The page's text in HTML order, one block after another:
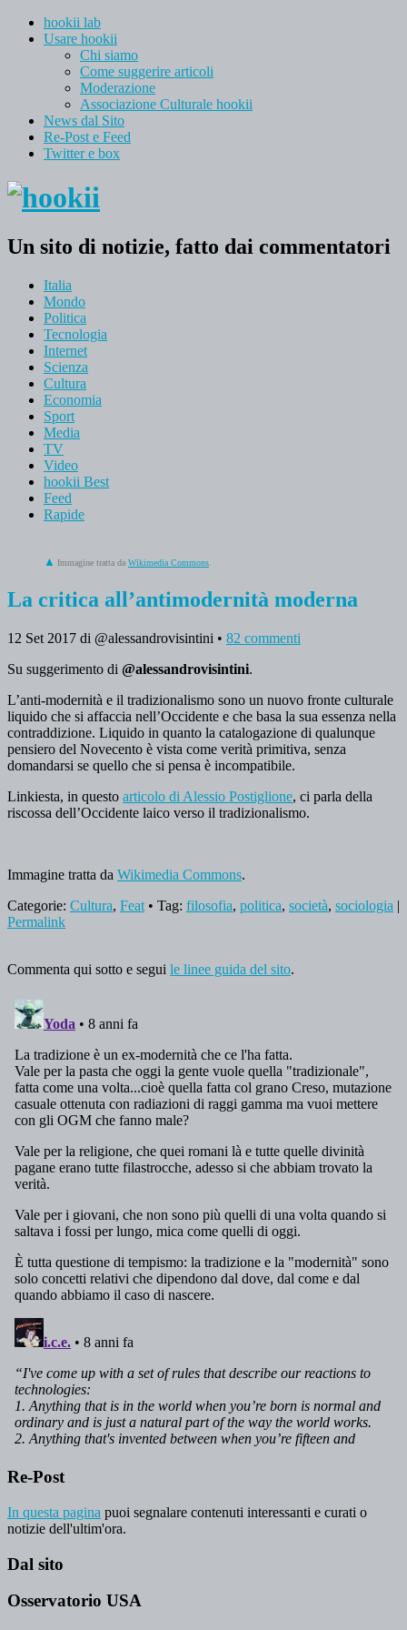
hookii lab
Usare hookii
Chi siamo
Come suggerire articoli
Moderazione
Associazione Culturale hookii
News dal Sito
Re-Post e Feed
Twitter e box
Un sito di notizie, fatto dai commentatori
Italia
Mondo
Politica
Tecnologia
Internet
Scienza
Cultura
Economia
Sport
Media
TV
Video
hookii Best
Feed
Rapide
Immagine tratta da Wikimedia Commons
La critica all’antimodernità moderna
12 Set 2017 di @alessandrovisintini • 82 commenti
Su suggerimento di @alessandrovisintini.
L’anti-modernità e il tradizionalismo sono un nuovo fronte culturale
liquido che si affaccia nell’Occidente e che basa la sua essenza nella
contraddizione. Liquido in quanto la catalogazione di qualunque
pensiero del Novecento è vista come verità primitiva, senza
domandarsi se quello che si pensa è incompatibile.
Linkiesta, in questo articolo di Alessio Postiglione, ci parla della
riscossa dell’Occidente laico verso il tradizionalismo.
Immagine tratta da Wikimedia Commons.
Categorie: Cultura, Feat • Tag: filosofia, politica, società, sociologia |
Permalink
Commenta qui sotto e segui le linee guida del sito.
Re-Post
In questa pagina puoi segnalare contenuti interessanti e curati o
notizie dell'ultim'ora.
Dal sito
Osservatorio USA